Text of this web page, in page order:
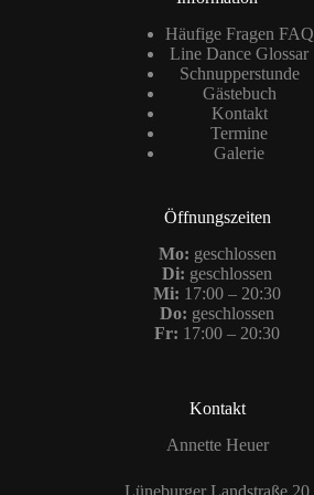
Häufige Fragen FAQ
Line Dance Glossar
Schnupperstunde
Gästebuch
Kontakt
Termine
Galerie
Öffnungszeiten
Mo: geschlossen
Di: geschlossen
Mi: 17:00 – 20:30
Do: geschlossen
Fr: 17:00 – 20:30
Kontakt
Annette Heuer
Lüneburger Landstraße 20